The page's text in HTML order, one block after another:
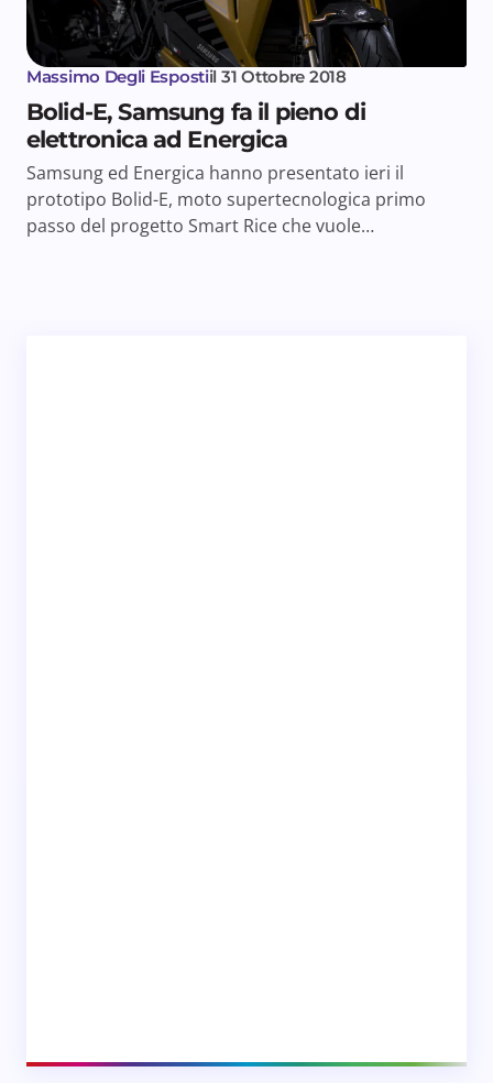
Massimo Degli Espostiil 31 Ottobre 2018
Bolid-E, Samsung fa il pieno di
elettronica ad Energica
Samsung ed Energica hanno presentato ieri il
prototipo Bolid-E, moto supertecnologica primo
passo del progetto Smart Rice che vuole…